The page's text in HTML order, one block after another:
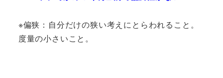
※偏狭：自分だけの狭い考えにとらわれること。
度量の小さいこと。